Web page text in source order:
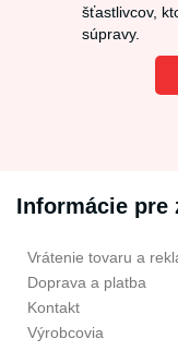
šťastlivcov,
súpravy.
Informácie pre
Vrátenie tovaru a
Doprava a platba
Kontakt
Výrobcovia